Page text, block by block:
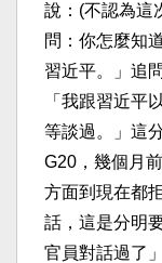
說：(不認為這
問：你怎麼知
習近平。」追
「我跟習近平
等談過。」這
G20，幾個月
方面到現在都
話，這是分明
官員對話過了